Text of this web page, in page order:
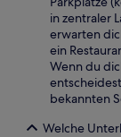
in zentraler
erwarten
ein
Wenn du
bekannten
Welche